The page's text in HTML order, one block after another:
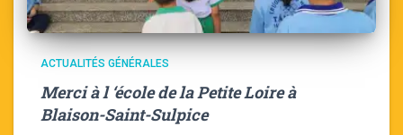
ACTUALITÉS GÉNÉRALES
Merci à l ‘école de la Petite Loire à
Blaison-Saint-Sulpice